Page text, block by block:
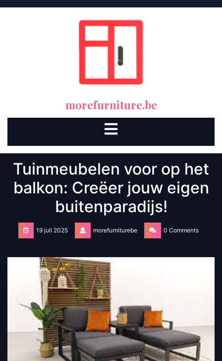
morefurniture.be
Open
Button
Tuinmeubelen voor op het
balkon: Creëer jouw eigen
buitenparadijs!
19 juli 2025 morefurniturebe 0 Comments